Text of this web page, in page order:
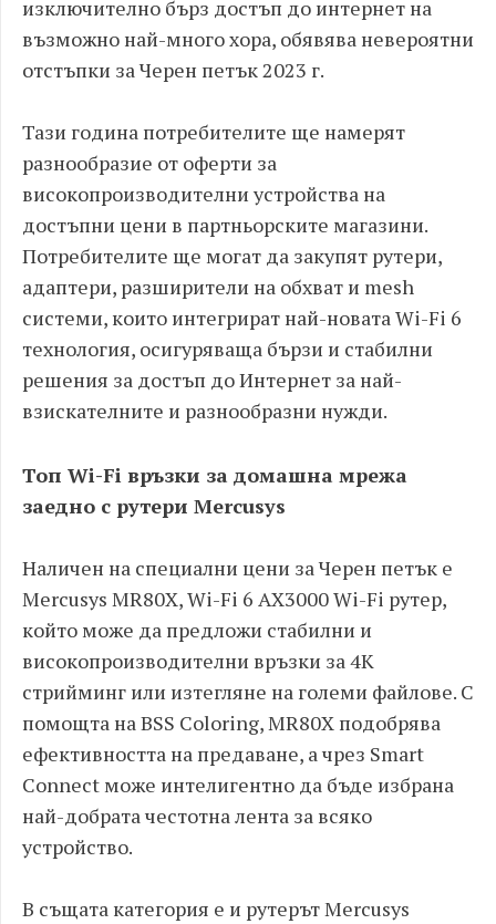
изключително бърз достъп до интернет на
възможно най-много хора, обявява невероятни
отстъпки за Черен петък 2023 г.
Тази година потребителите ще намерят
разнообразие от оферти за
високопроизводителни устройства на
достъпни цени в партньорските магазини.
Потребителите ще могат да закупят рутери,
адаптери, разширители на обхват и mesh
системи, които интегрират най-новата Wi-Fi 6
технология, осигуряваща бързи и стабилни
решения за достъп до Интернет за най-
взискателните и разнообразни нужди.
Топ Wi-Fi връзки за домашна мрежа
заедно с рутери Mercusys
Наличен на специални цени за Черен петък е
Mercusys MR80X, Wi-Fi 6 AX3000 Wi-Fi рутер,
който може да предложи стабилни и
високопроизводителни връзки за 4K
стрийминг или изтегляне на големи файлове. С
помощта на BSS Coloring, MR80X подобрява
ефективността на предаване, а чрез Smart
Connect може интелигентно да бъде избрана
най-добрата честотна лента за всяко
устройство.
В същата категория е и рутерът Mercusys